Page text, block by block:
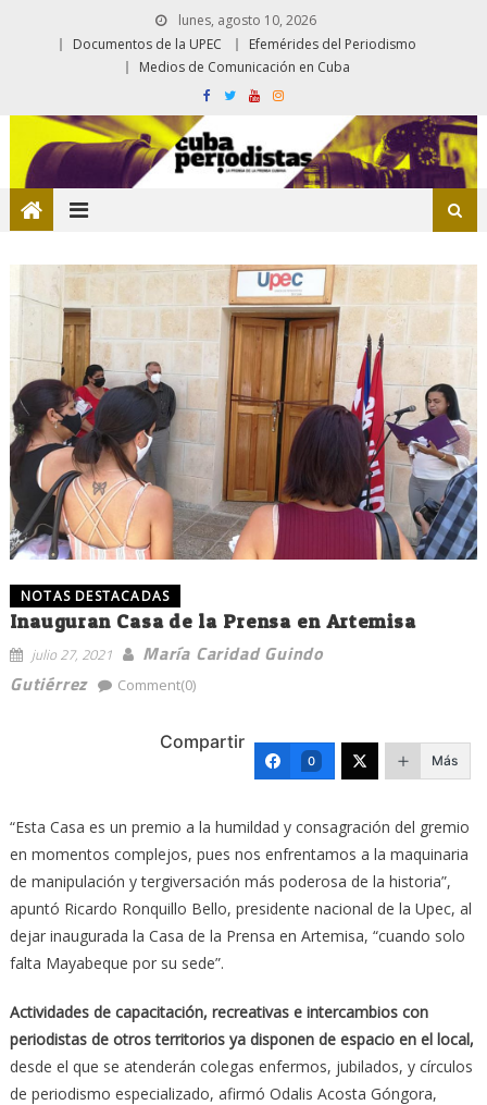
lunes, agosto 10, 2026
Documentos de la UPEC
Efemérides del Periodismo
Medios de Comunicación en Cuba
NOTAS DESTACADAS
Inauguran Casa de la Prensa en Artemisa
julio 27, 2021
María Caridad Guindo
Gutiérrez
Comment(0)
Compartir
0 Más
“Esta Casa es un premio a la humildad y consagración del gremio
en momentos complejos, pues nos enfrentamos a la maquinaria
de manipulación y tergiversación más poderosa de la historia”,
apuntó Ricardo Ronquillo Bello, presidente nacional de la Upec, al
dejar inaugurada la Casa de la Prensa en Artemisa, “cuando solo
falta Mayabeque por su sede”.
Actividades de capacitación, recreativas e intercambios con
periodistas de otros territorios ya disponen de espacio en el local,
desde el que se atenderán colegas enfermos, jubilados, y círculos
de periodismo especializado, afirmó Odalis Acosta Góngora,